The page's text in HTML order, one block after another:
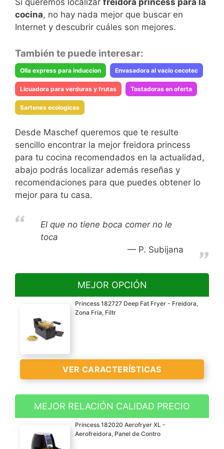
Si queremos localizar freidora princess para la
cocina, no hay nada mejor que buscar en
Internet y descubrir cuáles son mejores.
También te puede interesar:
Olla express para induccion Envasadora al vacío cecotec
Licuadora para verduras y frutas Tostadoras en oferta
Sartenes ecologicas
Desde Maschef queremos que te resulte
sencillo encontrar la mejor freidora princess
para tu cocina recomendados en la actualidad,
abajo podrás localizar además reseñas y
recomendaciones para que puedes obtener lo
mejor para tu casa.
El que no tiene boca comer no le
toca
P. Subijana
MEJOR OPCIÓN
Princess 182727 Deep Fat Fryer - Freidora,
Zona Fría, Filtr
VER CARACTERÍSTICAS
Ofrezca a toda la familia
tentempiés gracias al
MEJOR RELACIÓN CALIDAD PRECIO
Princess 182020 Aerofryer XL -
Aerofreidora, Panel de Contro